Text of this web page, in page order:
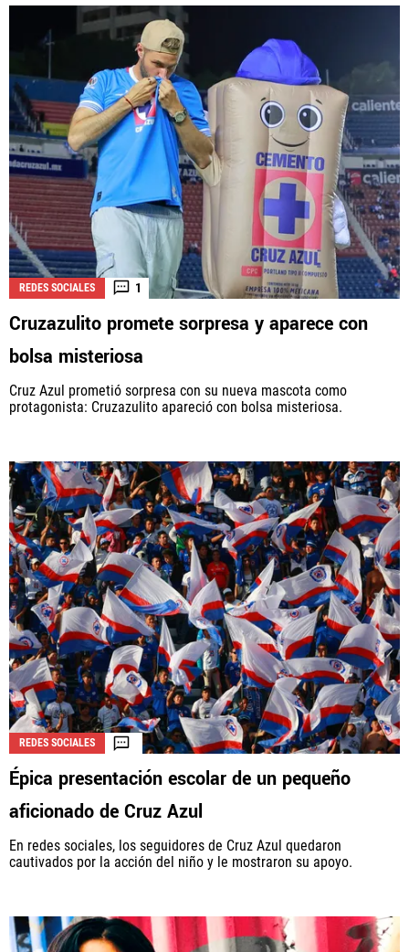
REDES SOCIALES 1
Cruzazulito promete sorpresa y aparece con
bolsa misteriosa
Cruz Azul prometió sorpresa con su nueva mascota como
protagonista: Cruzazulito apareció con bolsa misteriosa.
REDES SOCIALES
Épica presentación escolar de un pequeño
aficionado de Cruz Azul
En redes sociales, los seguidores de Cruz Azul quedaron
cautivados por la acción del niño y le mostraron su apoyo.